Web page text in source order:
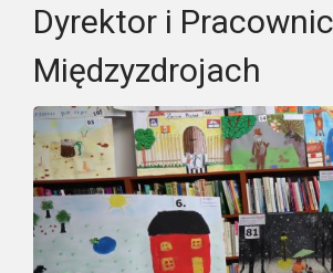
Dyrektor i
Międzyzdrojach